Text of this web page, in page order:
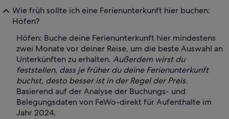
Wie früh sollte ich eine Ferienunterkunft hier buchen:
Höfen?
Höfen: Buche deine Ferienunterkunft hier mindestens
zwei Monate vor deiner Reise, um die beste Auswahl an
Unterkünften zu erhalten. Außerdem wirst du
feststellen, dass je früher du deine Ferienunterkunft
buchst, desto besser ist in der Regel der Preis.
Basierend auf der Analyse der Buchungs- und
Belegungsdaten von FeWo-direkt für Aufenthalte im
Jahr 2024.